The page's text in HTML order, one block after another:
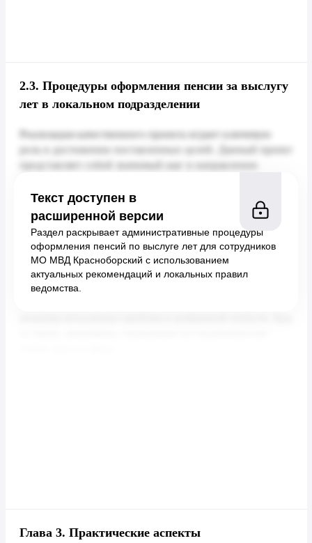
2.3. Процедуры оформления пенсии за выслугу
лет в локальном подразделении
Текст доступен в
расширенной версии
Раздел раскрывает административные процедуры
оформления пенсий по выслуге лет для сотрудников
МО МВД Красноборский с использованием
актуальных рекомендаций и локальных правил
ведомства.
Глава 3. Практические аспекты